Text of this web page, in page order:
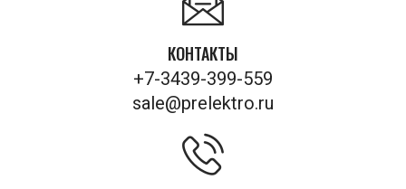
КОНТАКТЫ
+7-3439-399-559
sale@prelektro.ru